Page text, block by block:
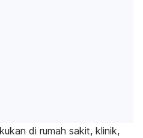
di rumah sakit, klinik,